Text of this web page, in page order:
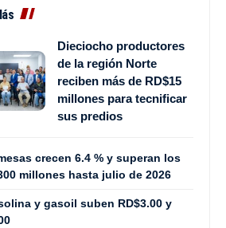
Dieciocho productores
de la región Norte
reciben más de RD$15
millones para tecnificar
sus predios
crecen 6.4 % y superan los
millones hasta julio de 2026
y gasoil suben RD$3.00 y